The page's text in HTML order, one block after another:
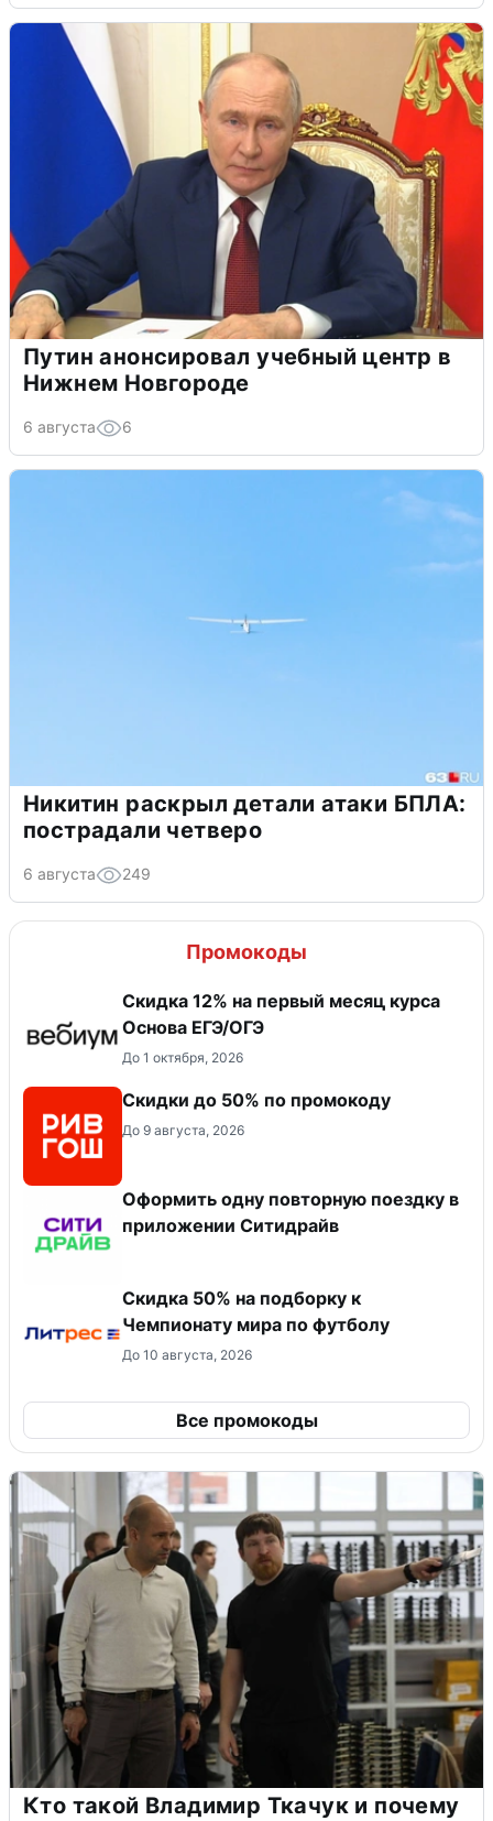
Путин анонсировал учебный центр в
Нижнем Новгороде
6 августа 6
Никитин раскрыл детали атаки БПЛА:
пострадали четверо
6 августа 249
Промокоды
Скидка 12% на первый месяц курса
Основа ЕГЭ/ОГЭ
До 1 октября, 2026
Скидки до 50% по промокоду
До 9 августа, 2026
Оформить одну повторную поездку в
приложении Ситидрайв
Скидка 50% на подборку к
Чемпионату мира по футболу
До 10 августа, 2026
Все промокоды
Кто такой Владимир Ткачук и почему